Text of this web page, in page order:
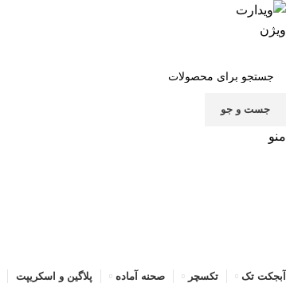
جست و جو
منو
آبجکت تک تکسچر صحنه آماده پلاگین و اسکریپت